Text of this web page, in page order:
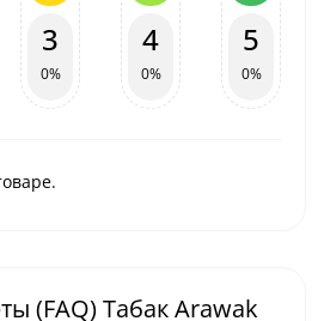
3
0%
4
0%
5
0%
(FAQ) Табак Arawak